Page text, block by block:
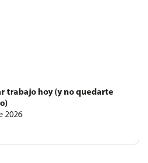
trabajo hoy (y no quedarte
2026